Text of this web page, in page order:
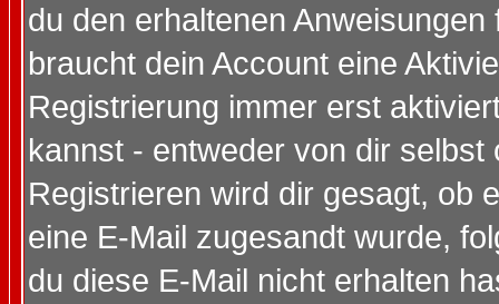
du den erhaltenen
braucht dein Account eine
Registrierung immer erst
kannst - entweder von dir selbst
Registrieren wird dir gesagt, ob
eine E-Mail zugesandt wurde,
du diese E-Mail nicht erhalten